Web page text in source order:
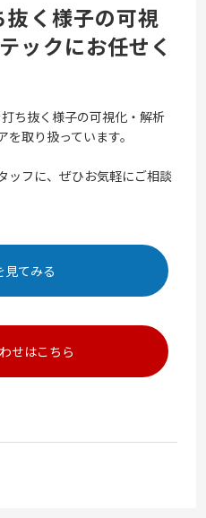
く様子の可視
ックにお任せく
ち抜く様子の可視化・解析
取り扱っています。
ッフに、ぜひお気軽にご相談
見てみる
せはこちら